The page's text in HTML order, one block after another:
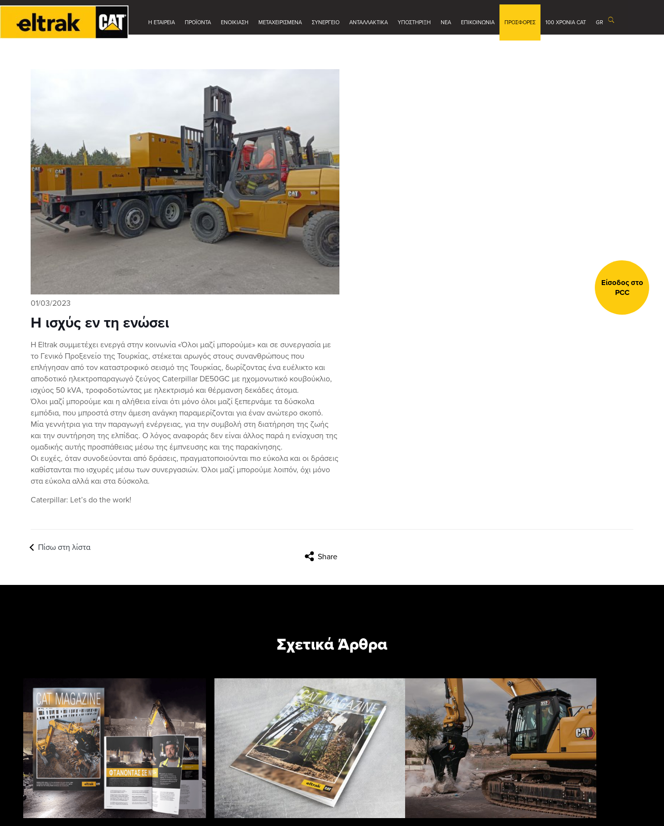
Η ΕΤΑΙΡΕΊΑ ΠΡΟΪΟΝΤΑ ΕΝΟΙΚΊΑΣΗ ΜΕΤΑΧΕΙΡΙΣΜΈΝΑ ΣΥΝΕΡΓΕΊΟ ΑΝΤΑΛΛΑΚΤΙΚΆ ΥΠΟΣΤΗΡΙΞΗ ΝΕΑ ΕΠΙΚΟΙΝΩΝΙΑ ΠΡΟΣΦΟΡΕΣ 100 ΧΡΟΝΙΑ CAT GR
01/03/2023
Η ισχύς εν τη ενώσει
H Eltrak συμμετέχει ενεργά στην κοινωνία «Όλοι μαζί μπορούμε» και σε συνεργασία με
το Γενικό Προξενείο της Τουρκίας, στέκεται αρωγός στους συνανθρώπους που
επλήγησαν από τον καταστροφικό σεισμό της Τουρκίας, δωρίζοντας ένα ευέλικτο και
αποδοτικό ηλεκτροπαραγωγό ζεύγος Caterpillar DΕ50GC με ηχομονωτικό κουβούκλιο,
ισχύος 50 kVA, τροφοδοτώντας με ηλεκτρισμό και θέρμανση δεκάδες άτομα.
Όλοι μαζί μπορούμε και η αλήθεια είναι ότι μόνο όλοι μαζί ξεπερνάμε τα δύσκολα
εμπόδια, που μπροστά στην άμεση ανάγκη παραμερίζονται για έναν ανώτερο σκοπό.
Mία γεννήτρια για την παραγωγή ενέργειας, για την συμβολή στη διατήρηση της ζωής
και την συντήρηση της ελπίδας. Ο λόγος αναφοράς δεν είναι άλλος παρά η ενίσχυση της
ομαδικής αυτής προσπάθειας μέσω της έμπνευσης και της παρακίνησης.
Οι ευχές, όταν συνοδεύονται από δράσεις, πραγματοποιούνται πιο εύκολα και οι δράσεις
καθίστανται πιο ισχυρές μέσω των συνεργασιών. Όλοι μαζί μπορούμε λοιπόν, όχι μόνο
στα εύκολα αλλά και στα δύσκολα.
Caterpillar: Let’s do the work!
Πίσω στη λίστα
Share
Σχετικά Άρθρα
Είσοδος στο
PCC